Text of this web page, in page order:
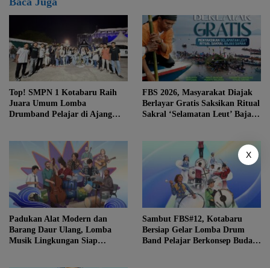
Top! SMPN 1 Kotabaru Raih
Juara Umum Lomba
Drumband Pelajar di Ajang
FBS 2026, Masyarakat Diajak
Berlayar Gratis Saksikan Ritual
Sakral ‘Selamatan Leut’ Bajau
Padukan Alat Modern dan
Barang Daur Ulang, Lomba
Musik Lingkungan Siap
Sambut FBS#12, Kotabaru
Bersiap Gelar Lomba Drum
Band Pelajar Berkonsep Budaya
X